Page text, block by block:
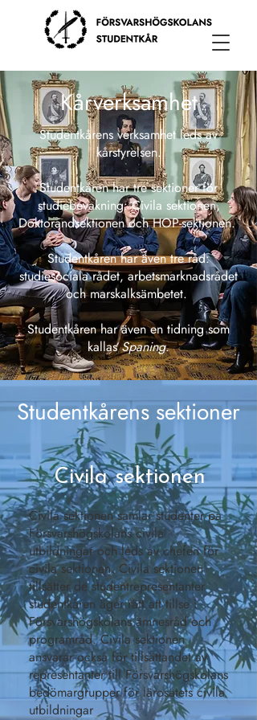
Kårverksamhet
Studentkårens verksamhet leds av
kårstyrelsen.
Studentkåren har tre sektioner för
studiebevakning: Civila sektionen,
Doktorandsektionen och HOP-sektionen.
Studentkåren har även tre råd:
studiesociala rådet, arbetsmarknadsrådet
och marskalksämbetet.
Studentkåren har även en tidning som
kallasSpaning.
Studentkårens sektioner
Civila sektionen
Civila sektionen samlar studenter på
Försvarshögskolans civila
utbildningar och leds av chefen för
civila sektionen. Civila sektionen
tillsätter de studentrepresentanter
studentkåren äger rätt att tillse i
Försvarshögskolans ämnesråd och
programråd. Civila sektionen
ansvarar också för tillsättandet av
representanter till Försvarshögskolans
bedömargrupper för lärosätets civila
utbildningar